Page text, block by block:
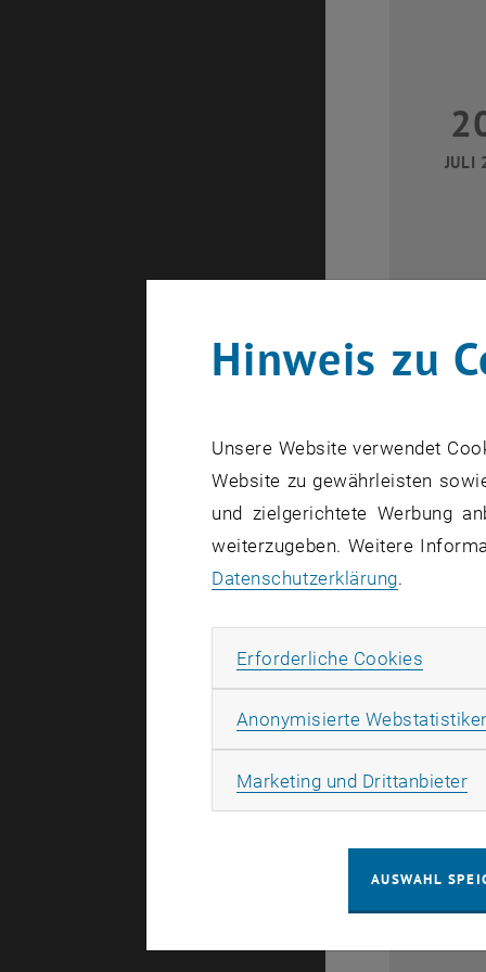
JULI
Hinweis zu
Unsere Website verwendet
Website zu gewährleisten
und zielgerichtete Werbung
weiterzugeben. Weitere
Datenschutzerklärung.
Erforderliche Cookies
Anonymisierte
Marketing und Drittanbieter
AUSWAHL